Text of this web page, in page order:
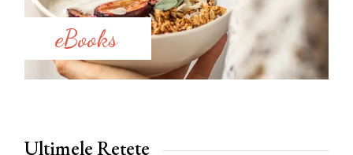
eBooks
Ultimele Rețete